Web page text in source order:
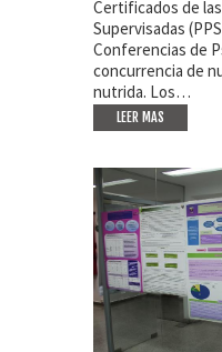
Certificados de
Supervisadas
Conferencias de
concurrencia de
nutrida. Los…
LEER MAS